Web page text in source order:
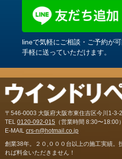
lineで気軽にご相談・ご予約が
手軽に送っていただけます。
〒546-0003 大阪府大阪市東住吉区今川1-3-
TEL 0120-092-015 （営業時間 8:30〜18:00）
E-MAIL crs-n@hotmail.co.jp
創業38年。２０,０００台以上の施工実績。
れば料金いただきません！